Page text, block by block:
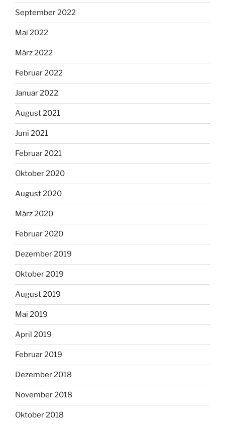
September 2022
Mai 2022
März 2022
Februar 2022
Januar 2022
August 2021
Juni 2021
Februar 2021
Oktober 2020
August 2020
März 2020
Februar 2020
Dezember 2019
Oktober 2019
August 2019
Mai 2019
April 2019
Februar 2019
Dezember 2018
November 2018
Oktober 2018